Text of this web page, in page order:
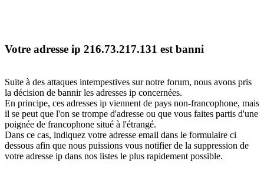
Votre adresse ip 216.73.217.131 est banni
Suite à des attaques intempestives sur notre forum, nous avons pris
la décision de bannir les adresses ip concernées.
En principe, ces adresses ip viennent de pays non-francophone, mais
il se peut que l'on se trompe d'adresse ou que vous faites partis d'une
poignée de francophone situé à l'étrangé.
Dans ce cas, indiquez votre adresse email dans le formulaire ci
dessous afin que nous puissions vous notifier de la suppression de
votre adresse ip dans nos listes le plus rapidement possible.